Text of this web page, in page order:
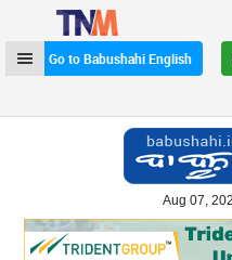
Go to Babushahi English
Aug 07,